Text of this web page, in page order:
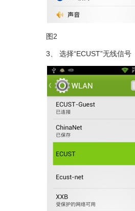
图2
3、 选择“ECUST”无线信号